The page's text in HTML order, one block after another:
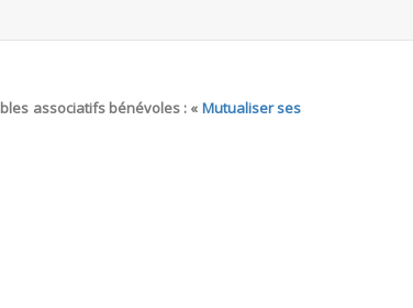
associatifs bénévoles : « Mutualiser ses